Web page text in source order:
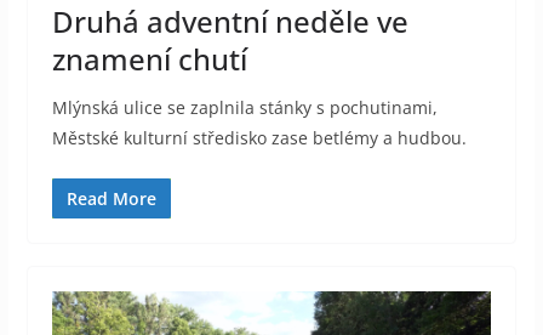
Druhá adventní neděle ve
znamení chutí
Mlýnská ulice se zaplnila stánky s pochutinami,
Městské kulturní středisko zase betlémy a hudbou.
Read More